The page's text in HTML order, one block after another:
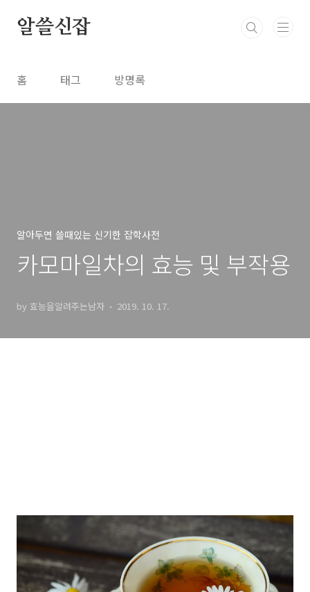
알쓸신잡
홈 태그 방명록
알아두면 쓸때있는 신기한 잡학사전
카모마일차의 효능 및 부작용
by 효능을알려주는남자 2019. 10. 17.